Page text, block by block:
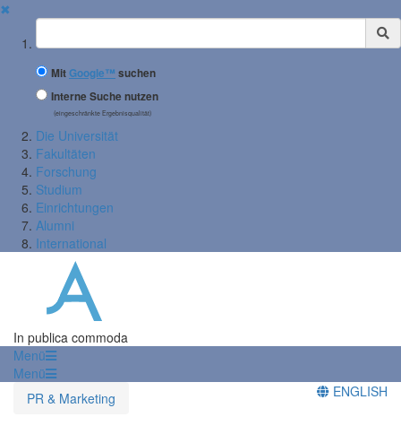
✖
Suchbegriff
MitGoogle™ suchen
Interne Suche nutzen
(eingeschränkte Ergebnisqualität)
Die Universität
Fakultäten
Forschung
Studium
Einrichtungen
Alumni
International
In publica commoda
Menü
Menü
PR & Marketing
ENGLISH